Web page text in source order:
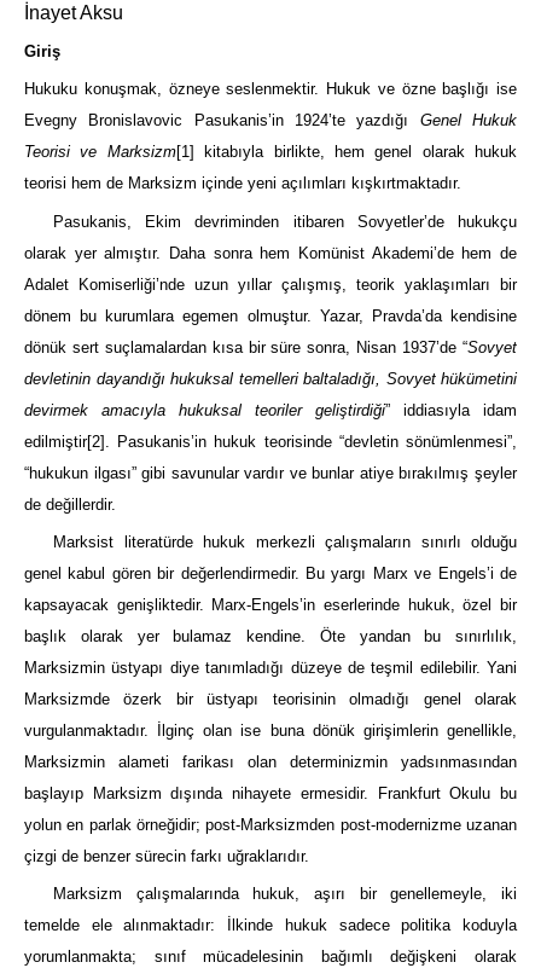
İnayet Aksu
Giriş
Hukuku konuşmak, özneye seslenmektir. Hukuk ve özne başlığı ise
Evegny Bronislavovic Pasukanis’in 1924’te yazdığı Genel Hukuk
Teorisi ve Marksizm[1]
kitabıyla birlikte, hem genel olarak hukuk
teorisi hem de Marksizm içinde yeni açılımları kışkırtmaktadır.
Pasukanis, Ekim devriminden itibaren Sovyetler’de hukukçu
olarak yer almıştır. Daha sonra hem Komünist Akademi’de hem de
Adalet Komiserliği’nde uzun yıllar çalışmış, teorik yaklaşımları bir
dönem bu kurumlara egemen olmuştur. Yazar, Pravda’da kendisine
dönük sert suçlamalardan kısa bir süre sonra, Nisan 1937’de “Sovyet
devletinin dayandığı hukuksal temelleri baltaladığı, Sovyet hükümetini
devirmek amacıyla hukuksal teoriler geliştirdiği” iddiasıyla idam
edilmiştir[2]
. Pasukanis’in hukuk teorisinde “devletin sönümlenmesi”,
“hukukun ilgası” gibi savunular vardır ve bunlar atiye bırakılmış şeyler
de değillerdir.
Marksist literatürde hukuk merkezli çalışmaların sınırlı olduğu
genel kabul gören bir değerlendirmedir. Bu yargı Marx ve Engels’i de
kapsayacak genişliktedir. Marx-Engels’in eserlerinde hukuk, özel bir
başlık olarak yer bulamaz kendine. Öte yandan bu sınırlılık,
Marksizmin üstyapı diye tanımladığı düzeye de teşmil edilebilir. Yani
Marksizmde özerk bir üstyapı teorisinin olmadığı genel olarak
vurgulanmaktadır. İlginç olan ise buna dönük girişimlerin genellikle,
Marksizmin alameti farikası olan determinizmin yadsınmasından
başlayıp Marksizm dışında nihayete ermesidir. Frankfurt Okulu bu
yolun en parlak örneğidir; post-Marksizmden post-modernizme uzanan
çizgi de benzer sürecin farkı uğraklarıdır.
Marksizm çalışmalarında hukuk, aşırı bir genellemeyle, iki
temelde ele alınmaktadır: İlkinde hukuk sadece politika koduyla
yorumlanmakta; sınıf mücadelesinin bağımlı değişkeni olarak